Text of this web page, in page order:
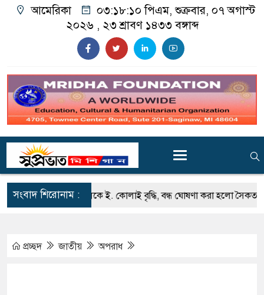
আমেরিকা ০৩:১৮:১১ পিএম, শুক্রবার, ০৭ অগাস্ট
২০২৬ , ২৩ শ্রাবণ ১৪৩৩ বঙ্গাব্দ
সংবাদ শিরোনাম :
হুইটমোর লেকে ই. কোলাই বৃদ্ধি, বন্ধ ঘোষণা করা হলো সৈকত সিলেটে
প্রচ্ছদ জাতীয় অপরাধ